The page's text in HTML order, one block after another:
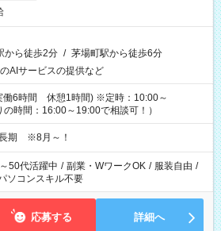
から徒歩2分 / 茅場町駅から徒歩6分
AIサービスの提供など
働6時間 休憩1時間) ※定時：10:00～
時間：16:00～19:00で相談可！）
長期 ※8月～！
50代活躍中 / 副業・WワークOK / 服装自由 /
ソコンスキル不要
応募する 詳細へ